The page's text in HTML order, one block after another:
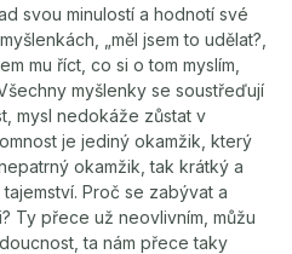
svou minulostí a hodnotí své
„měl jsem to udělat?,
mu říct, co si o tom myslím,
myšlenky se soustřeďují
mysl nedokáže zůstat v
je jediný okamžik, který
okamžik, tak krátký a
Proč se zabývat a
Ty přece už neovlivním, můžu
ta nám přece taky